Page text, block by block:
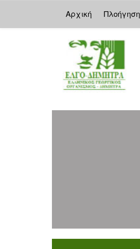
Αρχική Πλοήγηση